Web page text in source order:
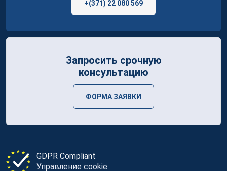
GDPR Compliant
Управление cookie
+(371) 22 080 569
Запросить срочную
консультацию
ФОРМА ЗАЯВКИ